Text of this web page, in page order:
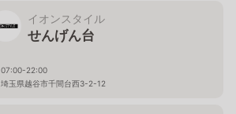
イオンスタイル
せんげん台
07:00-22:00
埼玉県越谷市千間台西3-2-12